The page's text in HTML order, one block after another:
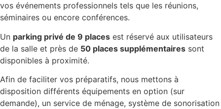
vos événements professionnels tels que les réunions,
séminaires ou encore conférences.
Un parking privé de 9 places est réservé aux utilisateurs
de la salle et près de 50 places supplémentaires sont
disponibles à proximité.
Afin de faciliter vos préparatifs, nous mettons à
disposition différents équipements en option (sur
demande), un service de ménage, système de sonorisation